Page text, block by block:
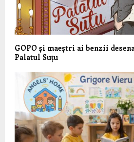
GOPO și maeștri ai benzii
Palatul Suțu